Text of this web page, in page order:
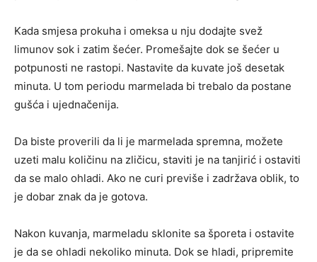
Kada smjesa prokuha i omeksa u nju dodajte svež
limunov sok i zatim šećer. Promešajte dok se šećer u
potpunosti ne rastopi. Nastavite da kuvate još desetak
minuta. U tom periodu marmelada bi trebalo da postane
gušća i ujednačenija.
Da biste proverili da li je marmelada spremna, možete
uzeti malu količinu na zličicu, staviti je na tanjirić i ostaviti
da se malo ohladi. Ako ne curi previše i zadržava oblik, to
je dobar znak da je gotova.
Nakon kuvanja, marmeladu sklonite sa šporeta i ostavite
je da se ohladi nekoliko minuta. Dok se hladi, pripremite